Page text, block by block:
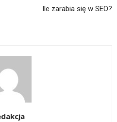
Ile zarabia się w SEO?